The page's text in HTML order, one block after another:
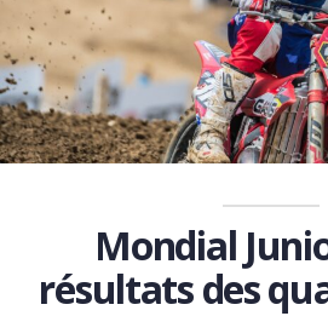
Mondial
résultats des